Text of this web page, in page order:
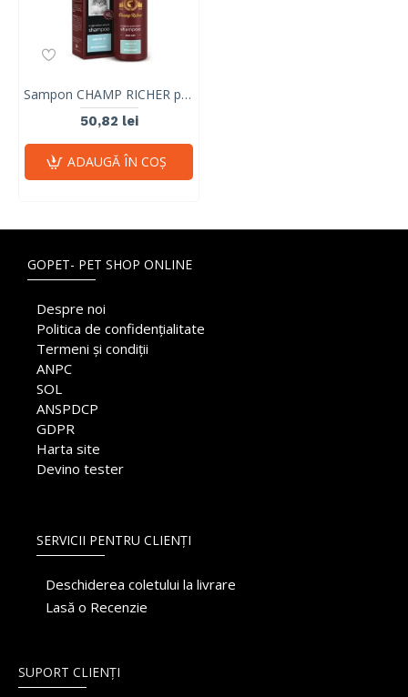
Sampon CHAMP RICHER pentru PISICI cu BLANA LUNGA, 250 ml
50,82 lei
ADAUGĂ ÎN COŞ
GOPET- PET SHOP ONLINE
Despre noi
Politica de confidențialitate
Termeni și condiții
ANPC
SOL
ANSPDCP
GDPR
Harta site
Devino tester
SERVICII PENTRU CLIENȚI
Deschiderea coletului la livrare
Lasă o Recenzie
SUPORT CLIENȚI